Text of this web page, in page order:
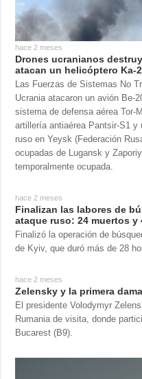
hace 2 meses
Drones ucranianos
atacan un helicóptero Ka-
Las Fuerzas de Sistemas No
Ucrania atacaron un avión Be-
sistema de defensa aérea Tor-
artillería antiaérea Pantsir-S1
ruso en Yeysk (Federación
ocupadas de Lugansk y
temporalmente ocupada.
hace 2 meses
Finalizan las labores de
ataque ruso: 24 muertos y
Finalizó la operación de
de Kyiv, que duró más de 28
hace 2 meses
Zelensky y la primera
El presidente Volodymyr
Rumania de visita, donde
Bucarest (B9).